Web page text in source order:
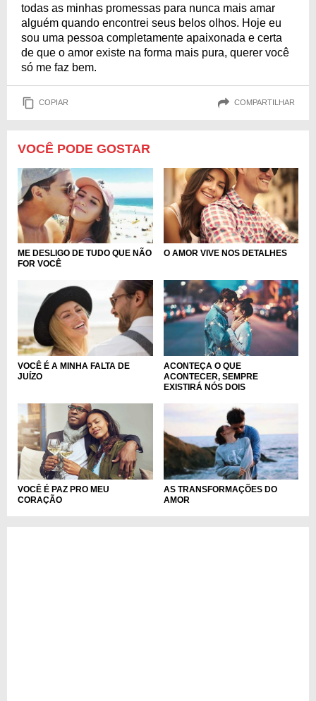
todas as minhas promessas para nunca mais amar
alguém quando encontrei seus belos olhos. Hoje eu
sou uma pessoa completamente apaixonada e certa
de que o amor existe na forma mais pura, querer você
só me faz bem.
COPIAR COMPARTILHAR
VOCÊ PODE GOSTAR
ME DESLIGO DE TUDO QUE NÃO
FOR VOCÊ
O AMOR VIVE NOS DETALHES
VOCÊ É A MINHA FALTA DE
JUÍZO
ACONTEÇA O QUE
ACONTECER, SEMPRE
EXISTIRÁ NÓS DOIS
VOCÊ É PAZ PRO MEU
CORAÇÃO
AS TRANSFORMAÇÕES DO
AMOR